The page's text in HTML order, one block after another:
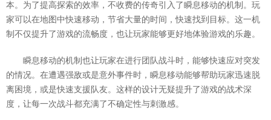
本。为了提高探索的效率，不收费的传奇引入了瞬息移动的机制。玩
家可以在地图中快速移动，节省大量的时间，快速找到目标。这一机
制不仅提升了游戏的流畅度，也让玩家能够更好地体验游戏的乐趣。
瞬息移动的机制也让玩家在进行团队战斗时，能够快速应对突发
的情况。在遭遇强敌或是意外事件时，瞬息移动能够帮助玩家迅速脱
离困境，或是快速支援队友。这样的设计无疑提升了游戏的战术深
度，让每一次战斗都充满了不确定性与刺激感。